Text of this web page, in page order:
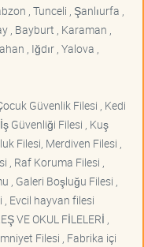
, Tunceli , Şanlıurfa ,
, Bayburt , Karaman ,
, Iğdır , Yalova ,
Güvenlik Filesi , Kedi
Güvenliği Filesi , Kuş
Filesi, Merdiven Filesi ,
, Raf Koruma Filesi ,
, Galeri Boşluğu Filesi ,
Evcil hayvan filesi
VE OKUL FİLELERİ ,
Filesi , Fabrika içi